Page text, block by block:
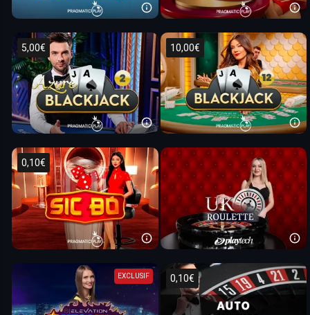
5,00€ 10,00€
0,10€
EXCLUSIF 0,10€